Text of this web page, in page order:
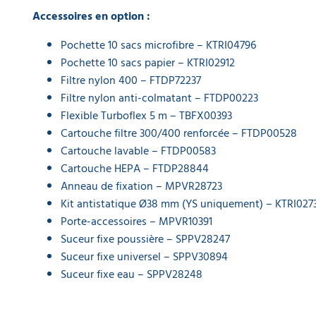
pour
14,94 €
l'unité
Filtre
d'aspirateur
conique en
nylon
38,63 €
l'unité
Filtre
nylon anti-
colmatant
pour
aspirateur
FTDP00223
66,80 €
Accessoires en option :
Pochette 10 sacs microfibre – KTRI04796
Pochette 10 sacs papier – KTRI02912
Filtre nylon 400 – FTDP72237
Filtre nylon anti-colmatant – FTDP00223
Flexible Turboflex 5 m – TBFX00393
Cartouche filtre 300/400 renforcée – FTDP00528
Cartouche lavable – FTDP00583
Cartouche HEPA – FTDP28844
Anneau de fixation – MPVR28723
Kit antistatique Ø38 mm (YS uniquement) –
Porte-accessoires – MPVR10391
Suceur fixe poussière – SPPV28247
Suceur fixe universel – SPPV30894
Suceur fixe eau – SPPV28248